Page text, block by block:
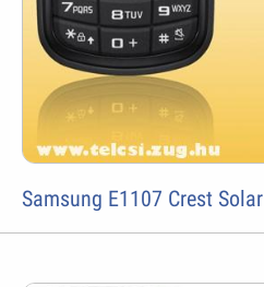
Samsung E1107 Crest Solar